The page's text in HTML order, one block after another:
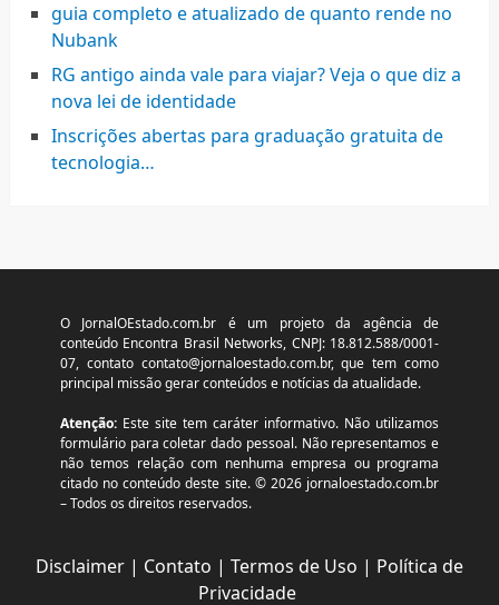
guia completo e atualizado de quanto rende no
Nubank
RG antigo ainda vale para viajar? Veja o que diz a
nova lei de identidade
Inscrições abertas para graduação gratuita de
tecnologia…
O JornalOEstado.com.br é um projeto da agência de
conteúdo Encontra Brasil Networks, CNPJ: 18.812.588/0001-
07, contato contato@jornaloestado.com.br, que tem como
principal missão gerar conteúdos e notícias da atualidade.
Atenção:Este site tem caráter informativo. Não utilizamos
formulário para coletar dado pessoal. Não representamos e
não temos relação com nenhuma empresa ou programa
citado no conteúdo deste site. © 2026 jornaloestado.com.br
– Todos os direitos reservados.
Disclaimer| Contato | Termos de Uso | Política de
Privacidade